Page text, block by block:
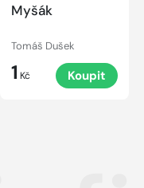
Myšák
Tomáš Dušek
1 Kč Koupit